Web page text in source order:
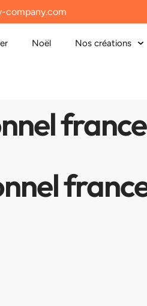
company.com
Noël Nos créations